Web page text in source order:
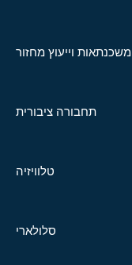
משכנתאות וייעוץ מחזור
תחבורה ציבורית
טלוויזיה
סלולארי